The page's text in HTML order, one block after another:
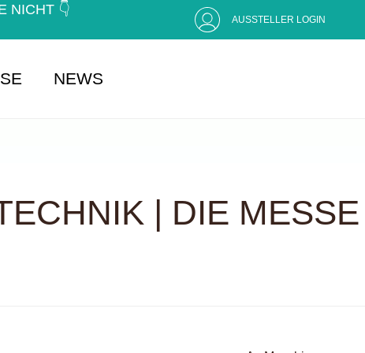
👇 (
AUSSTELLER LOGIN
NEWS
| DIE MESSE